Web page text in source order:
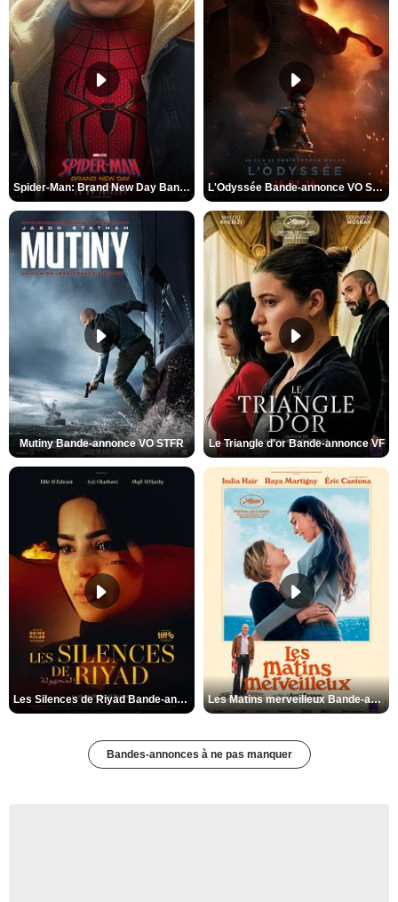
Spider-Man: Brand New Day Bande-annonce VO STFR L'Odyssée Bande-annonce VO STFR
Mutiny Bande-annonce VO STFR Le Triangle d'or Bande-annonce VF
Les Silences de Riyad Bande-annonce VO STFR Les Matins merveilleux Bande-annonce VF
Bandes-annonces à ne pas manquer